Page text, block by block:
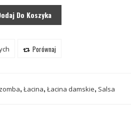
Do Koszyka
Porównaj
, Łacina, Łacina damskie, Salsa